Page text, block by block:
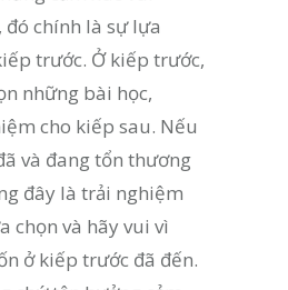
chính là sự lựa
trước. Ở kiếp trước,
những bài học,
cho kiếp sau. Nếu
và đang tổn thương
đây là trải nghiệm
chọn và hãy vui vì
ở kiếp trước đã đến.